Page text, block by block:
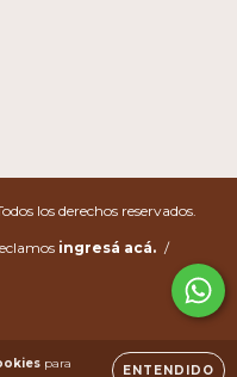
para
ENTENDIDO
los derechos reservados.
ingresá acá. /